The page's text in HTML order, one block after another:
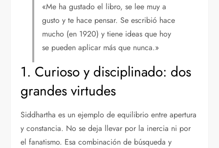
«Me ha gustado el libro, se lee muy a
gusto y te hace pensar. Se escribió hace
mucho (en 1920) y tiene ideas que hoy
se pueden aplicar más que nunca.»
1. Curioso y disciplinado: dos
grandes virtudes
Siddhartha es un ejemplo de equilibrio entre apertura
y constancia. No se deja llevar por la inercia ni por
el fanatismo. Esa combinación de búsqueda y